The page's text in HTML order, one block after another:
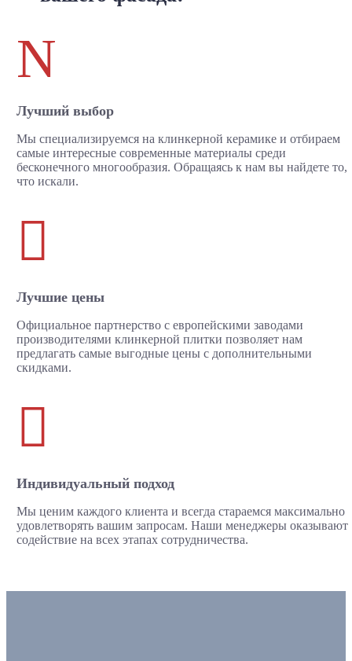
N
Лучший выбор
Мы специализируемся на клинкерной керамике и отбираем
самые интересные современные материалы среди
бесконечного многообразия. Обращаясь к нам вы найдете то,
что искали.

Лучшие цены
Официальное партнерство с европейскими заводами
производителями клинкерной плитки позволяет нам
предлагать самые выгодные цены с дополнительными
скидками.

Индивидуальный подход
Мы ценим каждого клиента и всегда стараемся максимально
удовлетворять вашим запросам. Наши менеджеры оказывают
содействие на всех этапах сотрудничества.